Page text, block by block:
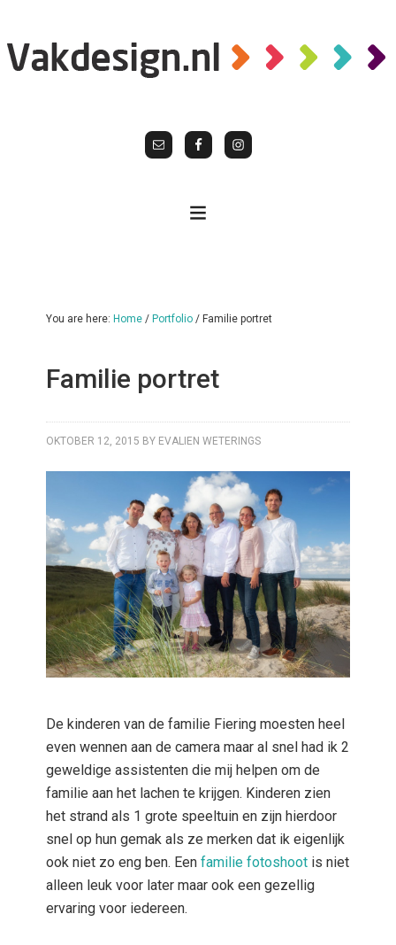
You are here: Home / Portfolio / Familie portret
Familie portret
OKTOBER 12, 2015 BY EVALIEN WETERINGS
De kinderen van de familie Fiering moesten heel
even wennen aan de camera maar al snel had ik 2
geweldige assistenten die mij helpen om de
familie aan het lachen te krijgen. Kinderen zien
het strand als 1 grote speeltuin en zijn hierdoor
snel op hun gemak als ze merken dat ik eigenlijk
ook niet zo eng ben. Eenfamilie fotoshoot is niet
alleen leuk voor later maar ook een gezellig
ervaring voor iedereen.